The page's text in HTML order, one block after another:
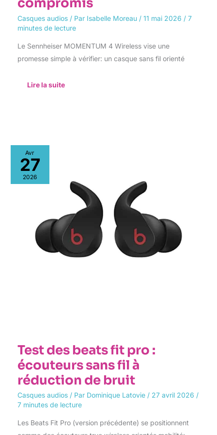
compromis
Casques audios/ Par Isabelle Moreau / 11 mai 2026 / 7
minutes de lecture
Le Sennheiser MOMENTUM 4 Wireless vise une
promesse simple à vérifier: un casque sans fil orienté
Lire la suite
Avr
27
2026
Test des beats fit pro :
écouteurs sans fil à
réduction de bruit
Casques audios/ Par Dominique Latovie / 27 avril 2026 /
7 minutes de lecture
Les Beats Fit Pro (version précédente) se positionnent
Test
des
beats
fit
pro
réduction